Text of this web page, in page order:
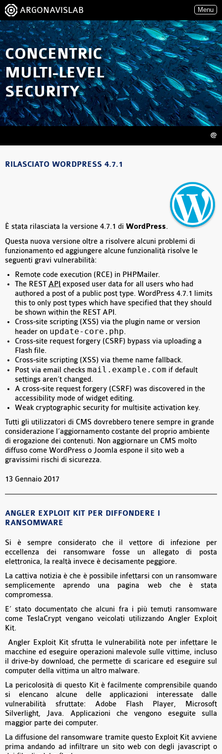
ARGONAVISLAB Menu
CONCENTRIC
MULTI-LEVEL
SECURITY
@
RILASCIATO WORDPRESS 4.7.1
È stata rilasciata la versione 4.7.1 di WordPress.
Questa nuova versione oltre a risolvere alcuni problemi di
funzionamento ed aggiungere alcune funzionalità risolve le
seguenti gravi vulnerabilità:
Remote code execution (RCE) in PHPMailer.
The REST API exposed user data for all users who had
authored a post of a public post type. WordPress 4.7.1 limits
this to only post types which have specified that they should
be shown within the REST API.
Cross-site scripting (XSS) via the plugin name or version
header on update-core.php.
Cross-site request forgery (CSRF) bypass via uploading a
Flash file.
Cross-site scripting (XSS) via theme name fallback.
Post via email checks mail.example.com if default
settings aren’t changed.
A cross-site request forgery (CSRF) was discovered in the
accessibility mode of widget editing.
Weak cryptographic security for multisite activation key.
Tutti gli utilizzatori di CMS dovrebbero tenere sempre in grande
considerazione l’aggiornamento costante del proprio ambiente
di erogazione dei contenuti. Non aggiornare un CMS molto
diffuso come WordPress o Joomla espone il sito web a
gravissimi rischi di sicurezza.
13 Gennaio 2017
ANGLER EXPLOIT KIT PER DIFFONDERE I
RANSOMWARE
Si è sempre considerato che il vettore di infezione per
eccellenza dei ransomware fosse un allegato di posta
elettronica, la realtà invece è decisamente peggiore.
La cattiva notizia è che è possibile infettarsi con un ransomware
semplicemente aprendo una pagina web che è stata
compromessa.
E’ stato documentato che alcuni fra i più temuti ransomware
come TeslaCrypt vengano veicolati utilizzando Angler Exploit
Kit.
Angler Exploit Kit sfrutta le vulnerabilità note per infettare le
macchine ed eseguire operazioni malevole sulle vittime, incluso
il drive-by download, che permette di scaricare ed eseguire sul
computer della vittima un altro malware.
La pericolosità di questo Kit è facilmente comprensibile quando
si elencano alcune delle applicazioni interessate dalle
vulnerabilità sfruttate: Adobe Flash Player, Microsoft
Silverlight, Java. Applicazioni che vengono eseguite sulla
maggior parte dei computer.
La diffusione del ransomware tramite questo Exploit Kit avviene
prima andando ad infiltrare un sito web con degli javascript o